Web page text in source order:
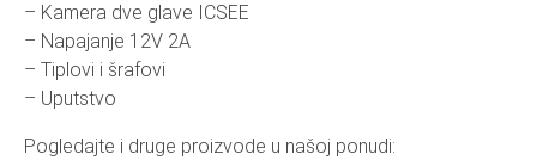
– Kamera dve glave ICSEE
– Napajanje 12V 2A
– Tiplovi i šrafovi
– Uputstvo
Pogledajte i druge proizvode u našoj ponudi: